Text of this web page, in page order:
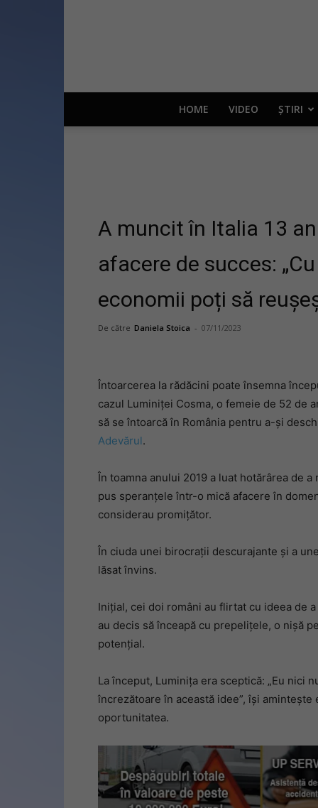
HOME VIDEO ȘTIRI
A muncit în Italia 13
afacere de succes:
economii poți să
De către Daniela Stoica - 07/11/2023
Întoarcerea la rădăcini poate însemna
cazul Luminiței Cosma, o femeie de 52 de
să se întoarcă în România pentru a-și
Adevărul.
În toamna anului 2019 a luat hotărârea de
pus speranțele într-o mică afacere în
considerau promițător.
În ciuda unei birocrații descurajante și a
lăsat învins.
Inițial, cei doi români au flirtat cu ideea de
au decis să înceapă cu prepelițele, o nișă
potențial.
La început, Luminița era sceptică: „Eu nici
încrezătoare în această idee”, își
oportunitatea.